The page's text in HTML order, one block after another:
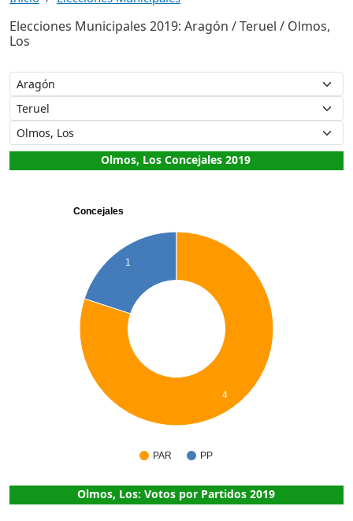
Elecciones Municipales 2019: Aragón / Teruel / Olmos,
Los
Olmos, Los Concejales 2019
Concejales
PAR PP
1
4
Olmos, Los: Votos por Partidos 2019